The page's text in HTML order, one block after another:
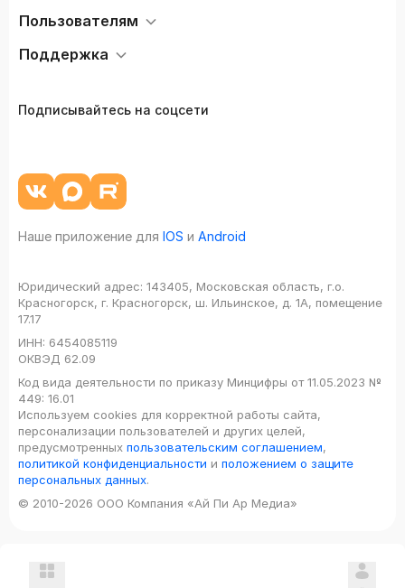
Пользователям
Поддержка
Подписывайтесь на соцсети
Наше приложение для IOS и Android
Юридический адрес: 143405, Московская область, г.о.
Красногорск, г. Красногорск, ш. Ильинское, д. 1А, помещение
17.17
ИНН: 6454085119
ОКВЭД 62.09
Код вида деятельности по приказу Минцифры от 11.05.2023 №
449: 16.01
Используем cookies для корректной работы сайта,
персонализации пользователей и других целей,
предусмотренных пользовательским соглашением,
политикой конфиденциальности и положением о защите
персональных данных.
© 2010-2026 ООО Компания «Ай Пи Ар Медиа»